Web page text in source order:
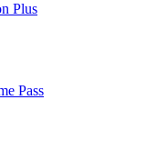
Plus
Pass